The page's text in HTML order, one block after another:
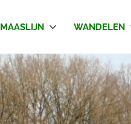
MAASLIJN WANDELEN